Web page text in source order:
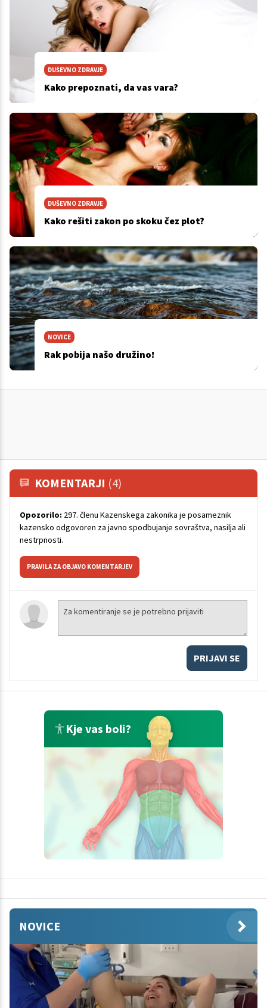
DUŠEVNO ZDRAVJE
Kako prepoznati, da vas vara?
DUŠEVNO ZDRAVJE
Kako rešiti zakon po skoku čez plot?
NOVICE
Rak pobija našo družino!
KOMENTARJI (4)
Opozorilo: 297. členu Kazenskega zakonika je posameznik
kazensko odgovoren za javno spodbujanje sovraštva, nasilja ali
nestrpnosti.
PRAVILA ZA OBJAVO KOMENTARJEV
PRIJAVI SE
Kje vas boli?
NOVICE